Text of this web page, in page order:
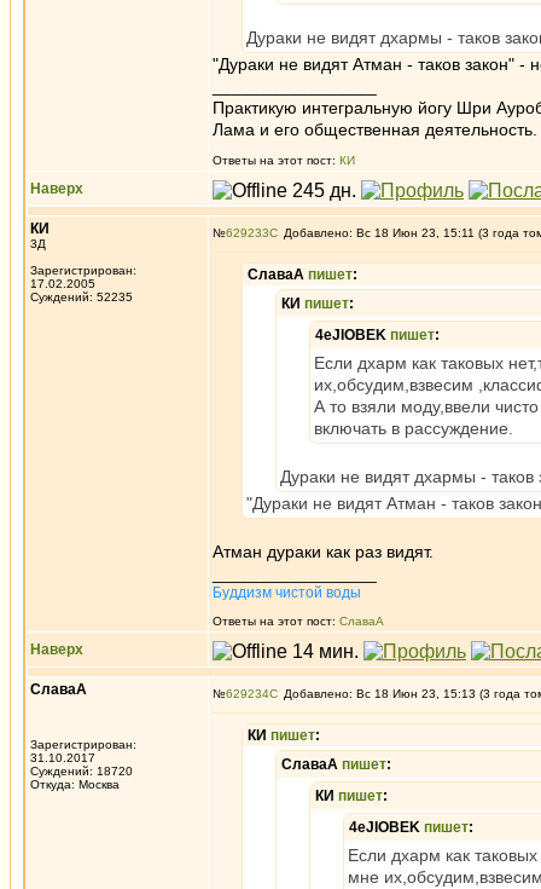
Дураки не видят дхармы - таков
"Дураки не видят Атман - таков закон" -
Практикую интегральную йогу Шри
Лама и его общественная деятельность.
Ответы на этот пост: КИ
Наверх
КИ
3Д
Зарегистрирован:
17.02.2005
Суждений: 52235
№629233 Добавлено: Вс 18 Июн 23, 15:11 (3 года
СлаваА пишет:
КИ пишет:
4eJIOBEK пишет:
Если дхарм как таковых
их,обсудим,взвесим
А то взяли моду,ввели
включать в рассуждение.
Дураки не видят дхармы - таков
"Дураки не видят Атман - таков
Атман дураки как раз видят.
Буддизм чистой воды
Ответы на этот пост: СлаваА
Наверх
СлаваА
Зарегистрирован:
31.10.2017
Суждений: 18720
Откуда: Москва
№629234 Добавлено: Вс 18 Июн 23, 15:13 (3 года
КИ пишет:
СлаваА пишет:
КИ пишет:
4eJIOBEK пишет:
Если дхарм как
мне